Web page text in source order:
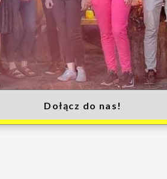
Dołącz do nas!